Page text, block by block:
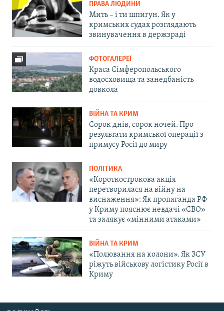
ПРАВА ЛЮДИНИ
Мить – і ти шпигун. Як у
кримських судах розглядають
звинувачення в держзраді
ФОТОГАЛЕРЕЇ
Краса Сімферопольського
водосховища та занедбаність
довкола
ВІЙНА ТА КРИМ
Сорок днів, сорок ночей. Про
результати кримської операції з
примусу Росії до миру
ПОЛІТИКА
«Короткострокова акція
перетворилася на війну на
виснаження»: Як пропаганда РФ
у Криму пояснює невдачі «СВО»
та залякує «мінними атаками»
ВІЙНА ТА КРИМ
«Полювання на колони». Як ЗСУ
ріжуть військову логістику Росії в
Криму